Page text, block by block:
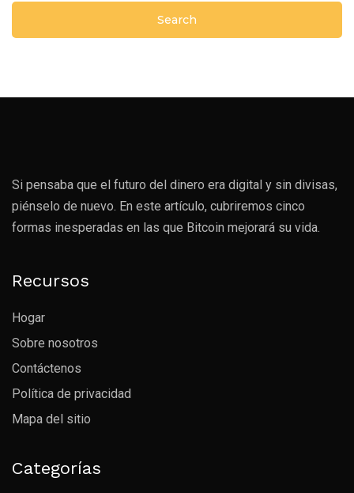
Si pensaba que el futuro del dinero era digital y sin divisas,
piénselo de nuevo. En este artículo, cubriremos cinco
formas inesperadas en las que Bitcoin mejorará su vida.
Recursos
Hogar
Sobre nosotros
Contáctenos
Política de privacidad
Mapa del sitio
Categorías